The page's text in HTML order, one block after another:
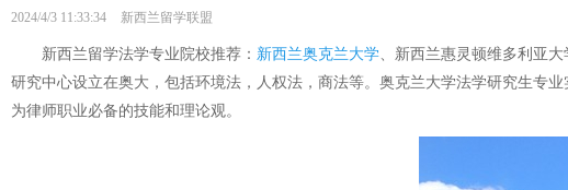
2024/4/3 11:33:34 新西兰留学联盟
新西兰留学法学专业院校推荐： 新西兰奥克兰大学、新西兰惠灵顿维多利亚
研究中心设立在奥大，包括环境法，人权法，商法等。奥克兰大学法学研究生专
为律师职业必备的技能和理论观。